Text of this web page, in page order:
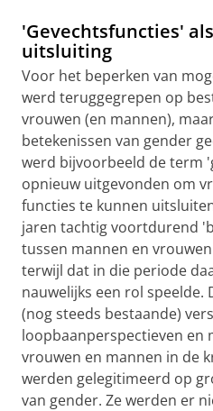
'Gevechtsfuncties'
uitsluiting
Voor het beperken van
werd teruggegrepen op
vrouwen (en mannen),
betekenissen van gender
werd bijvoorbeeld de term
opnieuw uitgevonden om
functies te kunnen
jaren tachtig voortdurend
tussen mannen en
terwijl dat in die periode
nauwelijks een rol speelde.
(nog steeds bestaande)
loopbaanperspectieven en
vrouwen en mannen in de
werden gelegitimeerd op
van gender. Ze werden er